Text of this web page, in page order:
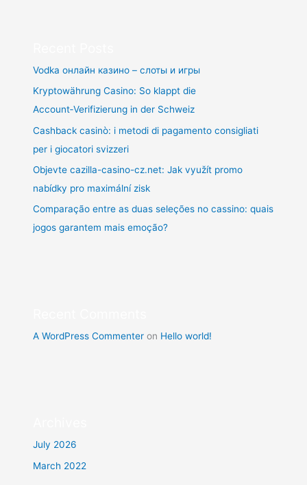
Vodka онлайн казино – слоты и игры
Kryptowährung Casino: So klappt die
Account‑Verifizierung in der Schweiz
Cashback casinò: i metodi di pagamento consigliati
per i giocatori svizzeri
Objevte cazilla-casino-cz.net: Jak využít promo
nabídky pro maximální zisk
Comparação entre as duas seleções no cassino: quais
jogos garantem mais emoção?
A WordPress Commenter on Hello world!
July 2026
March 2022